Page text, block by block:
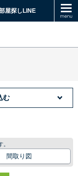
屋探しLINE
む
間取り図